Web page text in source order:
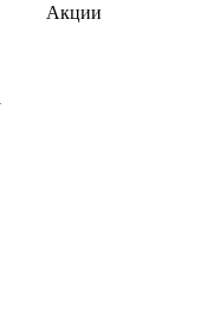
Акции